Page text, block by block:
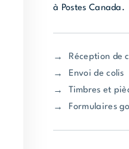
à Postes Canada.
Réception de
Envoi de colis
Timbres et
Formulaires